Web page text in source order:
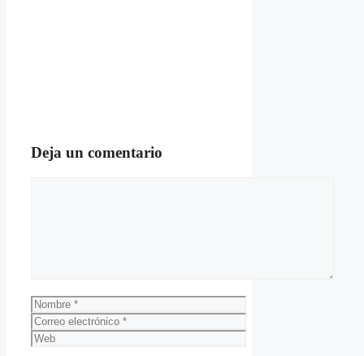
Deja un comentario
Nombre
Correo
electrónico
Web